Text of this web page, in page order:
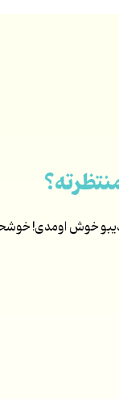
خوش اومدی!